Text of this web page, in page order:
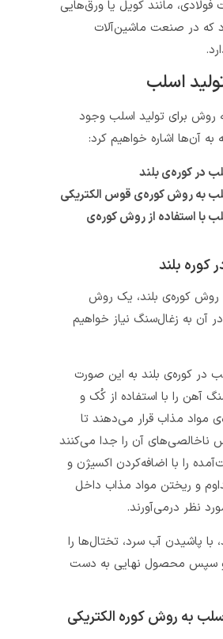
کویل یا ورق‌هایی
ماشین‌آلات
تولید اسلب وجود
خواهیم کرد:
بلند
کوره‌ی قوس الکتریکی
از روش کوره‌ی
بلند، یک روش
نیاز خواهیم
بلند به این صورت
استفاده از کُک و
قرار ‌می‌دهند تا
آن را جدا می‌کنند
اضافه‌کردن اکسیژن و
مواد مذاب داخل
آب سرد، تختال‌ها را
نهایی به دست
کوره الکتریکی